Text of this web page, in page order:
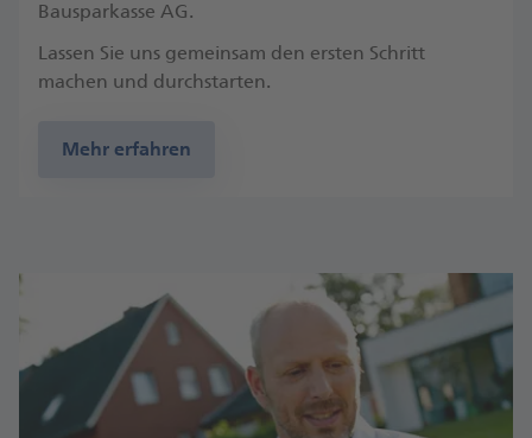
Bausparkasse AG.
Lassen Sie uns gemeinsam den ersten Schritt
machen und durchstarten.
Mehr erfahren